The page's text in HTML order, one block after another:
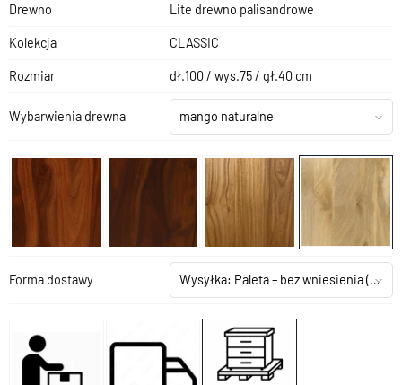
Drewno Lite drewno palisandrowe
Kolekcja CLASSIC
Rozmiar dł.100 / wys.75 / gł.40 cm
Wybarwienia drewna mango naturalne
Forma dostawy Wysyłka: Paleta – bez wniesienia(+199,00 zł)